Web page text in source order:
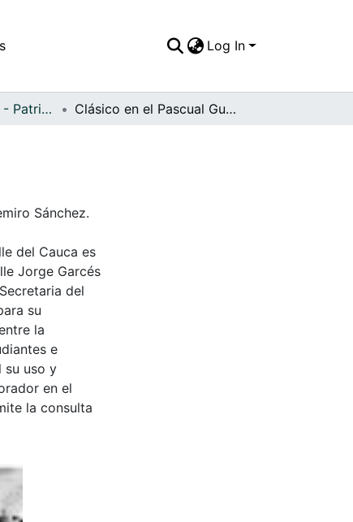
Log In
APFFVC - Ciudad - Patrimonial Clásico en el Pascual Guerrero
Sánchez.
del Cauca es
Jorge Garcés
del
su
la
e
su uso y
en el
la consulta